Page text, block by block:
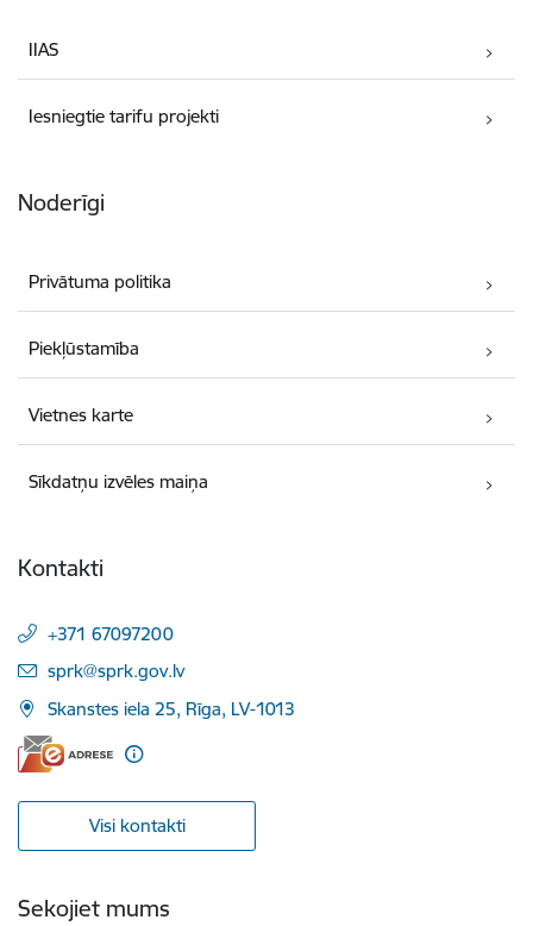
IIAS
Iesniegtie tarifu projekti
Noderīgi
Privātuma politika
Piekļūstamība
Vietnes karte
Sīkdatņu izvēles maiņa
Kontakti
+371 67097200
E-pasts:
sprk@sprk.gov.lv
Skanstes iela 25, Rīga, LV-1013
Visi kontakti
Sekojiet mums